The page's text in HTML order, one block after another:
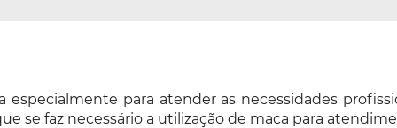
para atender as necessidades
se faz necessário a utilização de maca para